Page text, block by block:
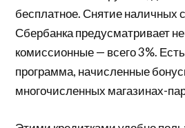
бесплатное. Снятие наличных
Сбербанка предусматривает
комиссионные — всего 3%.
программа, начисленные
многочисленных магазинах-